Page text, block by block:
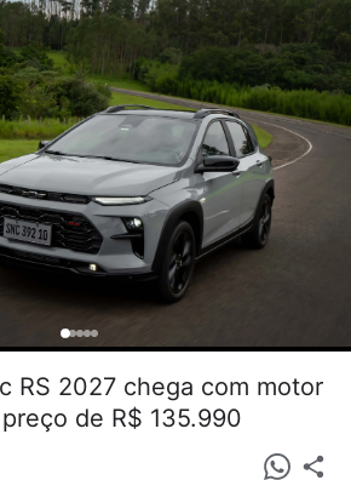
RS 2027 chega com motor
de R$ 135.990